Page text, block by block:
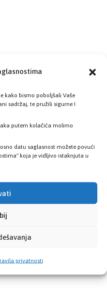
kako bismo poboljšali Vaše
sadržaj, te pružili sigurne I
putem kolačića molimo
datu saglasnost možete povući
koja je vidljivo istaknjuta u
privatnosti
elektronske
kartice